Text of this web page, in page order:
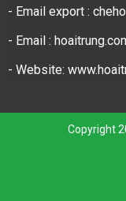
- Email export :
- Email :
- Website:
Copyright